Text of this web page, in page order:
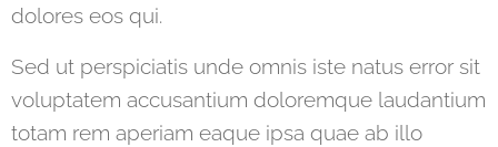
dolores eos qui.
Sed ut perspiciatis unde omnis iste natus error sit
voluptatem accusantium doloremque laudantium
totam rem aperiam eaque ipsa quae ab illo